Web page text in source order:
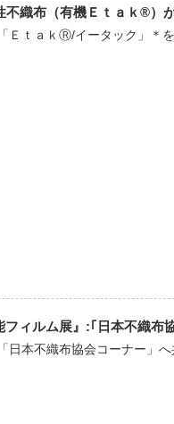
不織布（有機Ｅｔａｋ®）
ＥｔａｋⓇ/イータック」＊
フィルム展』:｢日本不織布
日本不織布協会コーナー」